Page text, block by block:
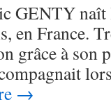
GENTY
en France.
grâce à son
→